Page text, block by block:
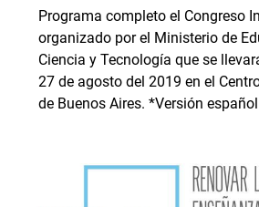
Programa completo el Congreso
organizado por el Ministerio de
Ciencia y Tecnología que se
27 de agosto del 2019 en el
de Buenos Aires. *Versión español